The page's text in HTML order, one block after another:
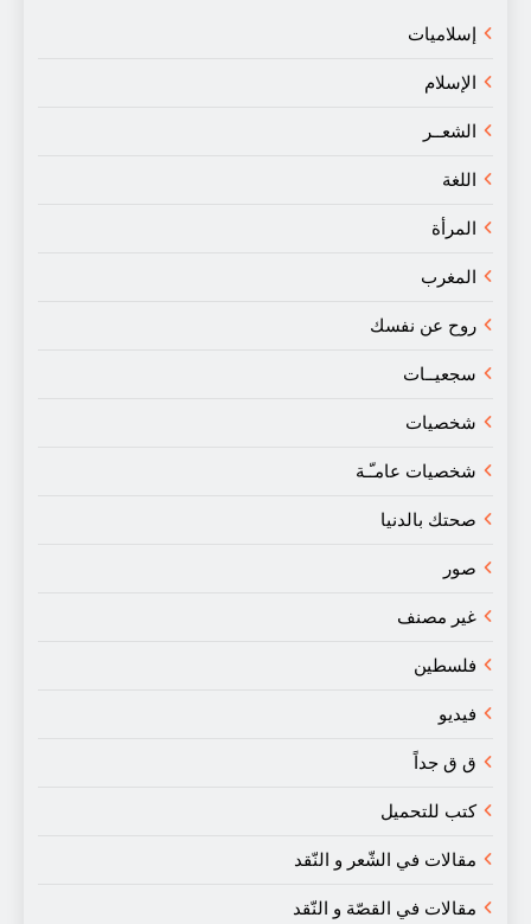
إسلاميات
الإسلام
الشعــر
اللغة
المرأة
المغرب
روح عن نفسك
سجعيــات
شخصيات
شخصيات عامـّـة
صحتك بالدنيا
صور
غير مصنف
فلسطين
فيديو
ق ق جداً
كتب للتحميل
مقالات في الشّعر و النّقد
مقالات في القصّة و النّقد